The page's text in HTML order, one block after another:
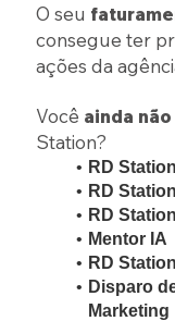
O seu
consegue ter
ações da
Você ainda não
Station?
RD
RD
RD
Mentor IA
RD
Disparo
Marketing